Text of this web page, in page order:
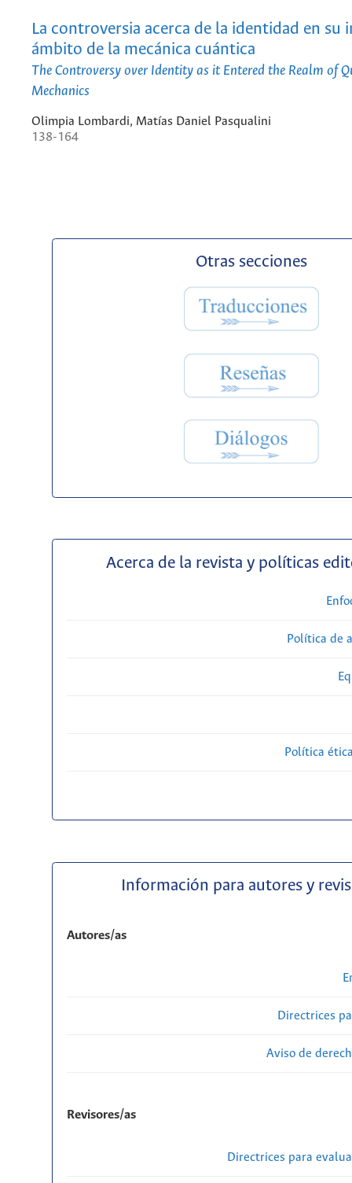
La controversia acerca de la identidad en su
ámbito de la mecánica cuántica
The Controversy over Identity as it Entered the Realm of
Mechanics
Olimpia Lombardi, Matías Daniel Pasqualini
138-164
Otras secciones
Acerca de la revista y políticas
Política de
Política
Información para autores y
Autores/as
Directrices
Aviso de
Revisores/as
Directrices para